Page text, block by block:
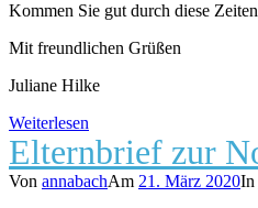
Kommen Sie gut durch diese
Mit freundlichen Grüßen
Juliane Hilke
Weiterlesen
Elternbrief zur
Von annabachAm 21. März 2020In